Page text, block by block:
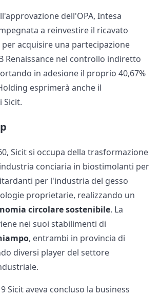
dell'OPA, Intesa
a reinvestire il ricavato
acquisire una partecipazione
Renaissance nel controllo indiretto
in adesione il proprio 40,67%
esprimerà anche il
Sicit.
Sicit si occupa della trasformazione
conciaria in biostimolanti per
per l'industria del gesso
proprietarie, realizzando un
circolare sostenibile. La
nei suoi stabilimenti di
, entrambi in provincia di
diversi player del settore
Sicit aveva concluso la business